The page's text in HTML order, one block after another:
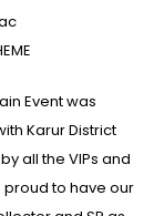
Event was
Karur District
all the VIPs and
proud to have our